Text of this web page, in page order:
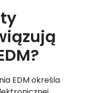
EDM określa